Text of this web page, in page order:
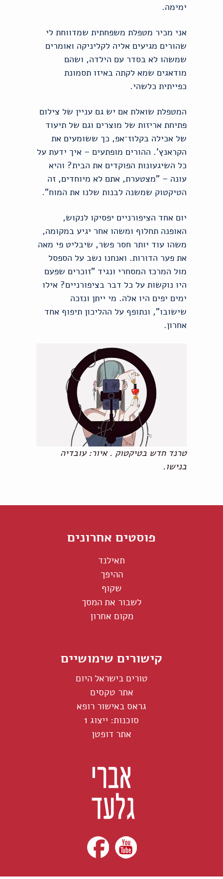
ימימה.
אני מכיר מטפלת משפחתית שמדווחת לי
שהורים מגיעים אליה לקליניקה ואומרים
שמשהו לא בסדר עם הילדה, ושהם
מודאגים שמא לקתה באיזו תסמונת
כפייתית כלשהי.
המטפלת שואלת אם יש גם עניין של צילום
פתיחת אריזות של מוצרים וגם של תיעוד
של אכילה בקלוז־אפ, כך ששומעים את
הקראנץ'. ההורים מופתעים – איך ידעת על
כל השיגעונות הפוקדים את הבית? והיא
עונה – "מצטערת, אתם לא מיוחדים, זה
הטיקטוק שמשנה לבנות שלנו את המוח".
יום אחד הציפורניים יפסיקו לנקוש,
האופנה תחלוף ומשהו אחר יגיע במקומה,
משהו עוד יותר חסר פשר, שיבליט פי מאה
את פער הדורות. ואנחנו נשב על הספסל
מול המרכז המסחרי ונגיד "זוכרים שפעם
היו נוקשות על כל דבר בציפורניים? אילו
ימים יפים היו אלה. מי ייתן ונזכה
שישובו", ונתופף על ההליכון תיפוף אחד
אחרון.
טרנד חדש בטיקטוק . איור: עובדיה
בנישו.
פוסטים אחרונים
תאילנד
ההיפך
שקוף
לשבור את המסך
מקום אחרון
קישורים שימושיים
טורים בישראל היום
אתר טקסים
גראס באישור רופא
סוכנות: ייצוג 1
אתר דופטן